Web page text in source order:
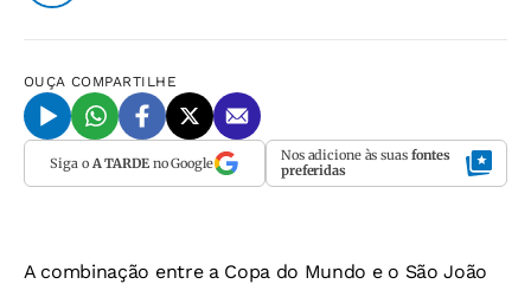
OUÇA COMPARTILHE
Siga o A TARDEno Google Nos adicione às suas fontes
preferidas
A combinação entre a Copa do Mundo e o São João